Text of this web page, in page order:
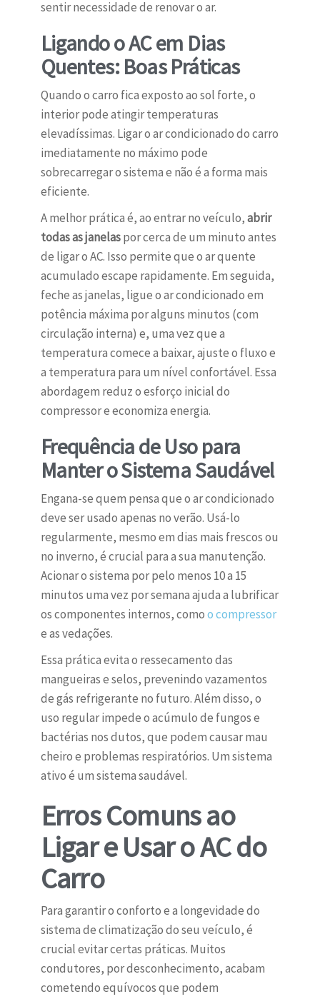
sentir necessidade de renovar o ar.
Ligando o AC em Dias
Quentes: Boas Práticas
Quando o carro fica exposto ao sol forte, o
interior pode atingir temperaturas
elevadíssimas. Ligar o ar condicionado do carro
imediatamente no máximo pode
sobrecarregar o sistema e não é a forma mais
eficiente.
A melhor prática é, ao entrar no veículo,abrir
todas as janelaspor cerca de um minuto antes
de ligar o AC. Isso permite que o ar quente
acumulado escape rapidamente. Em seguida,
feche as janelas, ligue o ar condicionado em
potência máxima por alguns minutos (com
circulação interna) e, uma vez que a
temperatura comece a baixar, ajuste o fluxo e
a temperatura para um nível confortável. Essa
abordagem reduz o esforço inicial do
compressor e economiza energia.
Frequência de Uso para
Manter o Sistema Saudável
Engana-se quem pensa que o ar condicionado
deve ser usado apenas no verão. Usá-lo
regularmente, mesmo em dias mais frescos ou
no inverno, é crucial para a sua manutenção.
Acionar o sistema por pelo menos 10 a 15
minutos uma vez por semana ajuda a lubrificar
os componentes internos, comoo compressor
e as vedações.
Essa prática evita o ressecamento das
mangueiras e selos, prevenindo vazamentos
de gás refrigerante no futuro. Além disso, o
uso regular impede o acúmulo de fungos e
bactérias nos dutos, que podem causar mau
cheiro e problemas respiratórios. Um sistema
ativo é um sistema saudável.
Erros Comuns ao
Ligar e Usar o AC do
Carro
Para garantir o conforto e a longevidade do
sistema de climatização do seu veículo, é
crucial evitar certas práticas. Muitos
condutores, por desconhecimento, acabam
cometendo equívocos que podem